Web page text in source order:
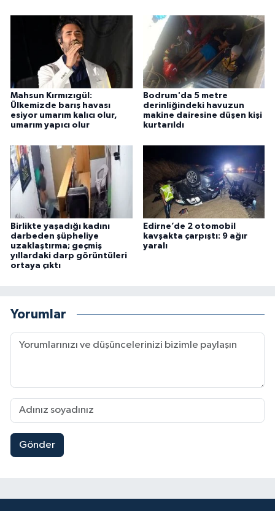
Mahsun Kırmızıgül:
Ülkemizde barış havası
esiyor umarım kalıcı olur,
umarım yapıcı olur
Bodrum'da 5 metre
derinliğindeki havuzun
makine dairesine düşen kişi
kurtarıldı
Birlikte yaşadığı kadını
darbeden şüpheliye
uzaklaştırma; geçmiş
yıllardaki darp görüntüleri
ortaya çıktı
Edirne’de 2 otomobil
kavşakta çarpıştı: 9 ağır
yaralı
Yorumlar
Gönder